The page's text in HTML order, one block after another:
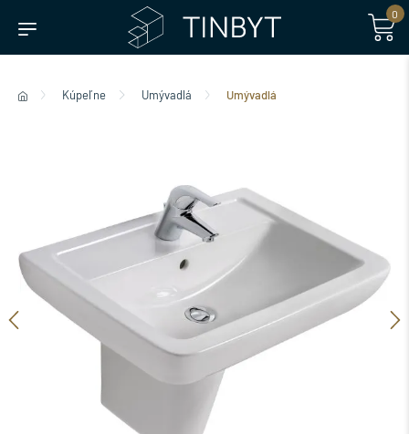
0
Kúpeľne Umývadlá Umývadlá